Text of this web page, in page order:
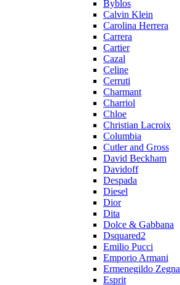
Byblos
Calvin Klein
Carolina Herrera
Carrera
Cartier
Cazal
Celine
Cerruti
Charmant
Charriol
Chloe
Christian Lacroix
Columbia
Cutler and Gross
David Beckham
Davidoff
Despada
Diesel
Dior
Dita
Dolce & Gabbana
Dsquared2
Emilio Pucci
Emporio Armani
Ermenegildo Zegna
Esprit